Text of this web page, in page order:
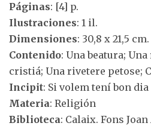
Páginas: [4] p.
Ilustraciones: 1 il.
Dimensiones: 30,8 x 21,5 cm.
Contenido: Una beatura;
cristiá; Una rivetere petose;
Incipit: Si volem tení bon
Materia: Religión
Biblioteca: Calaix. Fons Joan